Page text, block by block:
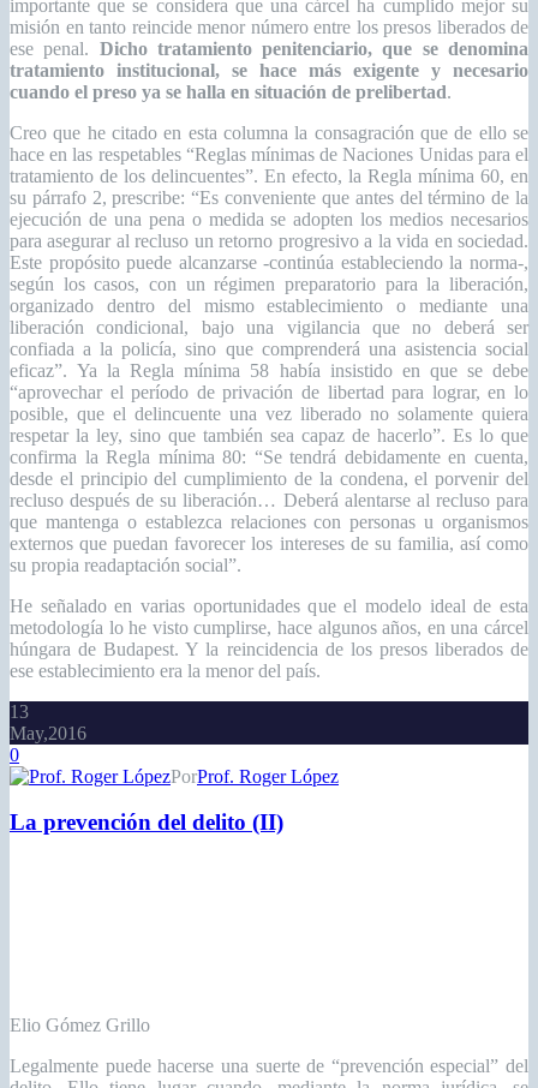
importante que se considera que una cárcel ha cumplido mejor su
misión en tanto reincide menor número entre los presos liberados de
ese penal. Dicho tratamiento penitenciario, que se denomina
tratamiento institucional, se hace más exigente y necesario
cuando el preso ya se halla en situación de prelibertad.
Creo que he citado en esta columna la consagración que de ello se
hace en las respetables “Reglas mínimas de Naciones Unidas para el
tratamiento de los delincuentes”. En efecto, la Regla mínima 60, en
su párrafo 2, prescribe: “Es conveniente que antes del término de la
ejecución de una pena o medida se adopten los medios necesarios
para asegurar al recluso un retorno progresivo a la vida en sociedad.
Este propósito puede alcanzarse -continúa estableciendo la norma-,
según los casos, con un régimen preparatorio para la liberación,
organizado dentro del mismo establecimiento o mediante una
liberación condicional, bajo una vigilancia que no deberá ser
confiada a la policía, sino que comprenderá una asistencia social
eficaz”. Ya la Regla mínima 58 había insistido en que se debe
“aprovechar el período de privación de libertad para lograr, en lo
posible, que el delincuente una vez liberado no solamente quiera
respetar la ley, sino que también sea capaz de hacerlo”. Es lo que
confirma la Regla mínima 80: “Se tendrá debidamente en cuenta,
desde el principio del cumplimiento de la condena, el porvenir del
recluso después de su liberación… Deberá alentarse al recluso para
que mantenga o establezca relaciones con personas u organismos
externos que puedan favorecer los intereses de su familia, así como
su propia readaptación social”.
He señalado en varias oportunidades que el modelo ideal de esta
metodología lo he visto cumplirse, hace algunos años, en una cárcel
húngara de Budapest. Y la reincidencia de los presos liberados de
ese establecimiento era la menor del país.
13
May,2016
0
PorProf. Roger López
La prevención del delito (II)
previenen determinadas posibilidades delictivas. Puede citarse el
caso de Inglaterra, verbigracia, donde se creó el delito de
inasistencia de alumnos a la escuela, o sea, la deserción escolar.